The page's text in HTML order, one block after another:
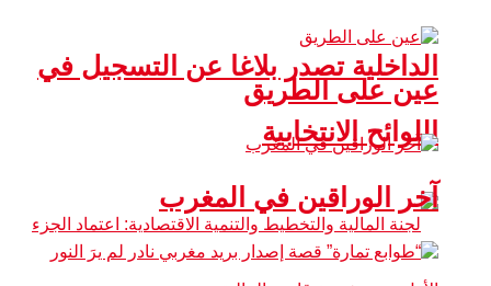
الداخلية تصدر بلاغا عن التسجيل في
اللوائح الانتخابية
عين على الطريق
آخر الوراقين في المغرب